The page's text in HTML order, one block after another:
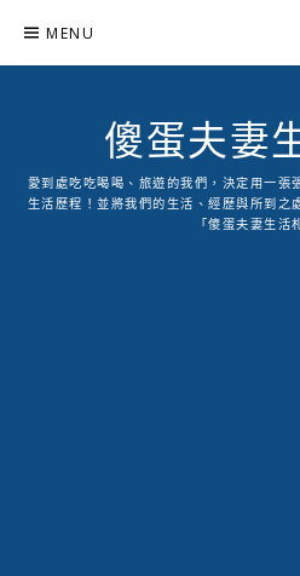
content
MENU
傻蛋夫妻
愛到處吃吃喝喝、旅遊的我們，決定用一張
生活歷程！並將我們的生活、經歷與所到之
「傻蛋夫妻生活